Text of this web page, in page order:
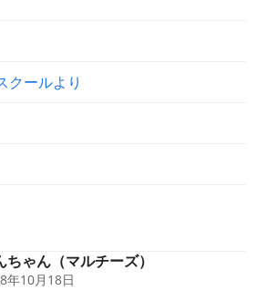
クールより
ちゃん（マルチーズ）
年10月18日